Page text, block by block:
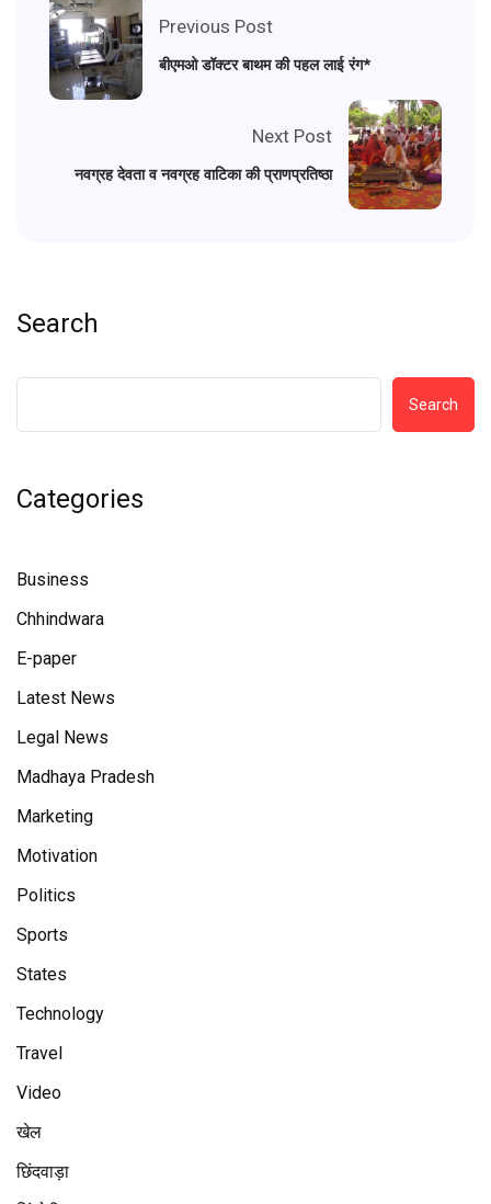
Previous Post
बीएमओ डॉक्टर बाथम की पहल लाई रंग*
Next Post
नवग्रह देवता व नवग्रह वाटिका की प्राणप्रतिष्ठा
Search
Search
Categories
Business
Chhindwara
E-paper
Latest News
Legal News
Madhaya Pradesh
Marketing
Motivation
Politics
Sports
States
Technology
Travel
Video
खेल
छिंदवाड़ा